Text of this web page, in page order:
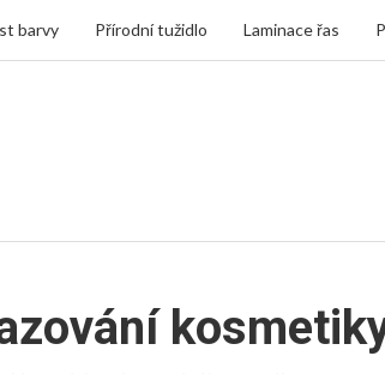
barvy Přírodní tužidlo Laminace řas